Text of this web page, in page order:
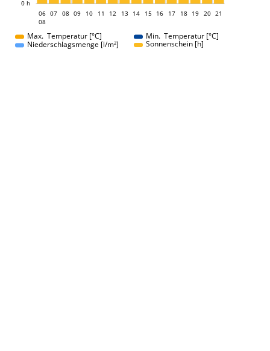
0 h
06
06
08
07 08 09 10 11 12 13 14 15 16 17 18 19 20 21
Max. Temperatur [°C]
Min. Temperatur [°C]
Niederschlagsmenge [l/m²]
Sonnenschein [h]